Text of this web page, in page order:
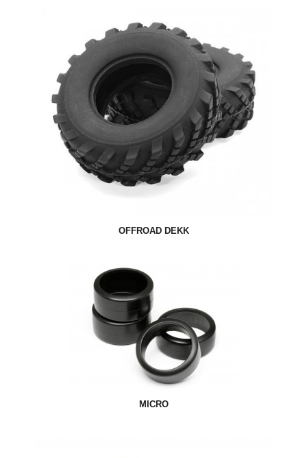
OFFROAD DEKK
MICRO